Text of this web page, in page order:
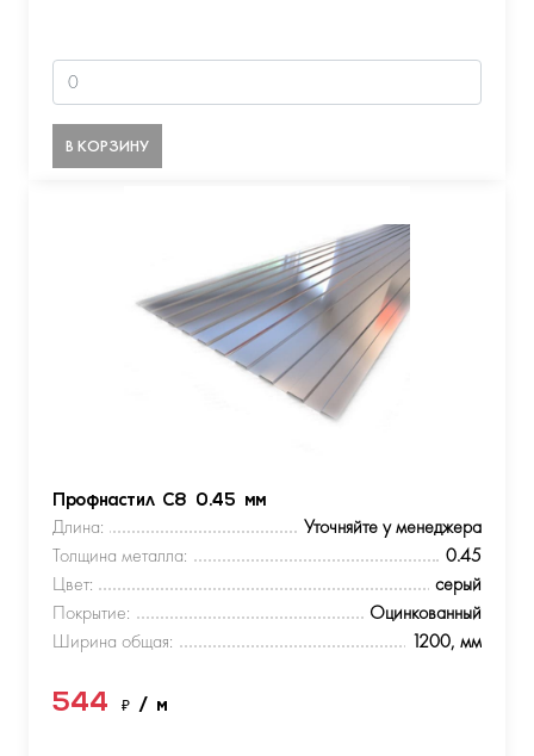
В КОРЗИНУ
Профнастил С8 0.45 мм
Длина:
Уточняйте у менеджера
Толщина металла:
0.45
Цвет:
серый
Покрытие:
Оцинкованный
Ширина общая:
1200, мм
544 ₽ / м